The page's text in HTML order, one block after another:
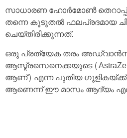
സാധാരണ ഹോർമോൺ
തന്നെ കൂടുതൽ ഫലപ്രദമായ
ചെയ്തിരിക്കുന്നത്.
ഒരു പ്രത്യേക തരം അഡ്വാൻസ്ഡ്
ആസ്ട്രസെനെക്കയുടെ
ആണ്) എന്ന പുതിയ ഗുളികയ്ക്ക്
ആണെന്ന് ഈ മാസം ആദ്യം